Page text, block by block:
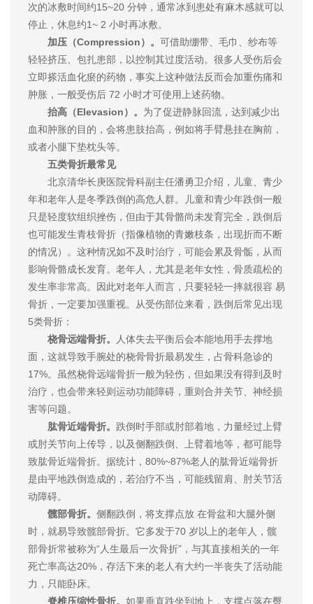
次的冰敷时间约15~20 分钟，通常冰到患处有麻木感就可以
停止，休息约1~ 2 小时再冰敷。
加压（Compression）。 可借助绷带、毛巾、纱布等
轻轻挤压、包扎患部，以控制其过度活动。很多人受伤后会
立即搽活血化瘀的药物，事实上这种做法反而会加重伤痛和
肿胀，一般受伤后 72 小时才可使用上述药物。
抬高（Elevasion）。 为了促进静脉回流，达到减少出
血和肿胀的目的，会将患肢抬高，例如将手臂悬挂在胸前，
或者小腿下垫枕头等。
五类骨折最常见
北京清华长庚医院骨科副主任潘勇卫介绍，儿童、青少
年和老年人是冬季跌倒的高危人群。儿童和青少年跌倒一般
只是轻度软组织挫伤，但由于其骨骼尚未发育完全，跌倒后
也可能发生青枝骨折（指像植物的青嫩枝条，出现折而不断
的情况）。这种情况如不及时治疗，可能会累及骨骺，从而
影响骨骼成长发育。老年人，尤其是老年女性，骨质疏松的
发生率非常高。因此对老年人而言，只要轻轻一摔就很容 易
骨折，一定要加强重视。从受伤部位来看，跌倒后常见出现
5类骨折：
桡骨远端骨折。
人体失去平衡后会本能地用手去撑地
面，这就导致手腕处的桡骨骨折最易发生，占骨科急诊的
17%。虽然桡骨远端骨折一般为轻伤，但如果没有得到及时
治疗，也会带来轻则运动功能障碍，重则合并关节、神经损
害等问题。
肱骨近端骨折。 跌倒时手部或肘部着地，力量经过上臂
或肘关节向上传导，以及侧翻跌倒、上臂着地等，都可能导
致肱骨近端骨折。据统计，80%~87%老人的肱骨近端骨折
是由平地跌倒造成的，若治疗不当，可能残留肩、肘关节活
动障碍。
髋部骨折。 侧翻跌倒，将支撑点放 在骨盆和大腿外侧
时，就易导致髋部骨折。它多发于70 岁以上的老年人，髋
部骨折常被称为“人生最后一次骨折”，与其直接相关的一年
死亡率高达20%，存活下来的老人有大约一半丧失了活动能
力，只能卧床。
脊椎压缩性骨折。 如果垂直跌坐到地上，支撑点落在臀